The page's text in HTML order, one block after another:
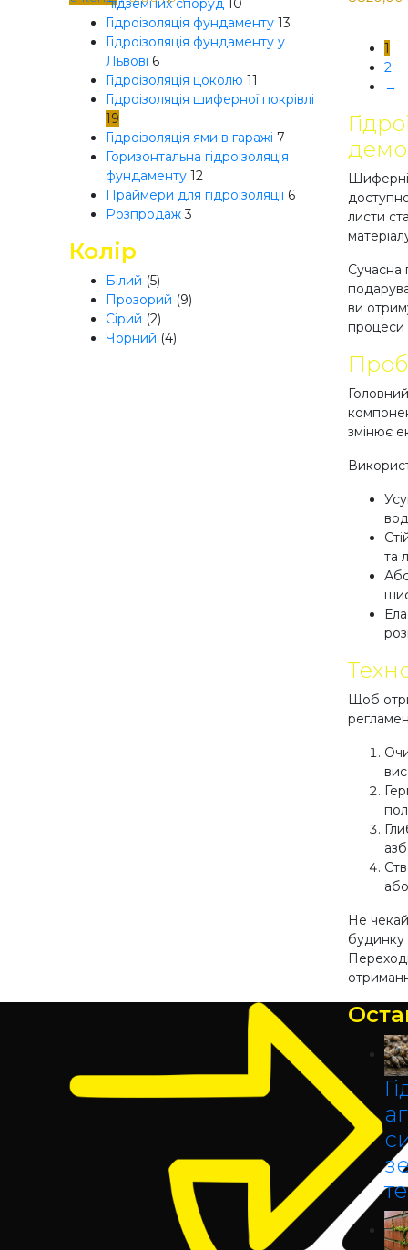
підземних споруд 10
Гідроізоляція фундаменту 13
Гідроізоляція фундаменту у
Львові 6
Гідроізоляція цоколю 11
Гідроізоляція шиферної покрівлі
19
Гідроізоляція ями в гаражі 7
Горизонтальна гідроізоляція
фундаменту 12
Праймери для гідроізоляції 6
Розпродаж 3
Колір
Білий (5)
Прозорий (9)
Сірий (2)
Чорний (4)
1
2
→
Шиферні
листи
Сучасна
ви
процеси
змінює
та
Щоб
Не
будинку